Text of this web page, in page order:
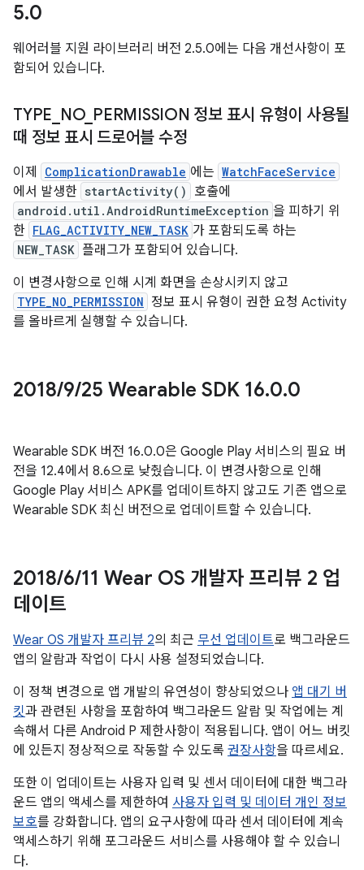
5.0
웨어러블 지원 라이브러리 버전 2.5.0에는 다음 개선사항이 포
함되어 있습니다.
TYPE NO_ PERMISSION 정보 표시 유형이 사용될
때 정보 표시 드로어블 수정
이제 ComplicationDrawable 에는 WatchFaceService
에서 발생한 startActivity() 호출에
android.util.AndroidRuntimeException 을 피하기 위
한 FLAG_ACTIVITY_NEW_TASK 가 포함되도록 하는
NEW_TASK 플래그가 포함되어 있습니다.
이 변경사항으로 인해 시계 화면을 손상시키지 않고
TYPE_NO_PERMISSION 정보 표시 유형이 권한 요청 Activity
를 올바르게 실행할 수 있습니다.
2018/9/25 Wearable SDK 16.0.0
Wearable SDK 버전 16.0.0은 Google Play 서비스의 필요 버
전을 12.4에서 8.6으로 낮췄습니다. 이 변경사항으로 인해
Google Play 서비스 APK를 업데이트하지 않고도 기존 앱으로
Wearable SDK 최신 버전으로 업데이트할 수 있습니다.
2018/6/11 Wear OS 개발자 프리뷰 2 업
데이트
Wear OS 개발자 프리뷰 2의 최근 무선 업데이트로 백그라운드
앱의 알람과 작업이 다시 사용 설정되었습니다.
이 정책 변경으로 앱 개발의 유연성이 향상되었으나 앱 대기 버
킷과 관련된 사항을 포함하여 백그라운드 알람 및 작업에는 계
속해서 다른 Android P 제한사항이 적용됩니다. 앱이 어느 버킷
에 있든지 정상적으로 작동할 수 있도록 권장사항을 따르세요.
또한 이 업데이트는 사용자 입력 및 센서 데이터에 대한 백그라
운드 앱의 액세스를 제한하여 사용자 입력 및 데이터 개인 정보
보호를 강화합니다. 앱의 요구사항에 따라 센서 데이터에 계속
액세스하기 위해 포그라운드 서비스를 사용해야 할 수 있습니
다.